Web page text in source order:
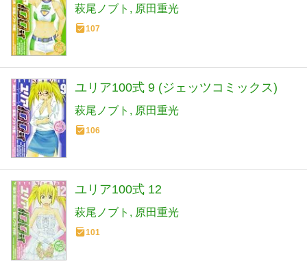
萩尾ノブト 原田重光
107
ユリア100式 9 (ジェッツコミックス)
萩尾ノブト 原田重光
106
ユリア100式 12
萩尾ノブト 原田重光
101